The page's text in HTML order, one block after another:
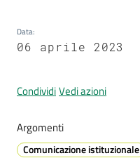
Formigine
Prenotazione
appuntamenti
Data:
06 aprile 2023
CondividiVedi azioni
Argomenti
Comunicazione istituzionale